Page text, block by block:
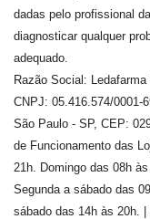
dadas pelo profissional
diagnosticar qualquer
adequado.
Razão Social: Ledafarma
CNPJ: 05.416.574/0001-
São Paulo - SP, CEP:
de Funcionamento das
21h. Domingo das 08h
Segunda a sábado das
sábado das 14h às 20h.